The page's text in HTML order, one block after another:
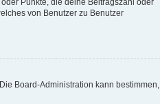
Punkte, die deine Beitragszahl oder
von Benutzer zu Benutzer
Board-Administration kann bestimmen,